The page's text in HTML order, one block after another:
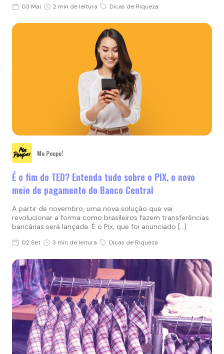
03 Mai 2 min de leitura Dicas de Riqueza
Me Poupe!
É o fim do TED? Entenda tudo sobre o PIX, o novo
meio de pagamento do Banco Central
A partir de novembro, uma nova solução que vai
revolucionar a forma como brasileiros fazem transferências
bancárias será lançada. É o Pix, que foi anunciado […]
02 Set 3 min de leitura Dicas de Riqueza